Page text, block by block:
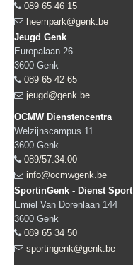
089 65 46 15
heempark@genk.be
Jeugd Genk
Europalaan 26
3600 Genk
089 65 42 65
jeugd@genk.be
OCMW Dienstencentra
Welzijnscampus 11
3600 Genk
089/57.34.00
info@ocmwgenk.be
SportinGenk - Dienst Sport
Emiel Van Dorenlaan 144
3600 Genk
089 65 34 50
sportingenk@genk.be